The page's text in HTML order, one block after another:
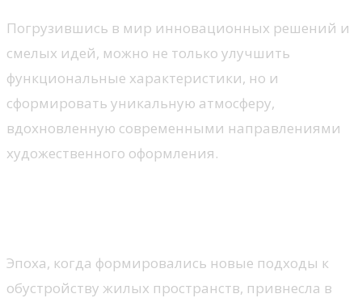
Погрузившись в мир инновационных решений и
смелых идей, можно не только улучшить
функциональные характеристики, но и
сформировать уникальную атмосферу,
вдохновленную современными направлениями
художественного оформления.
Эпоха, когда формировались новые подходы к
обустройству жилых пространств, привнесла в